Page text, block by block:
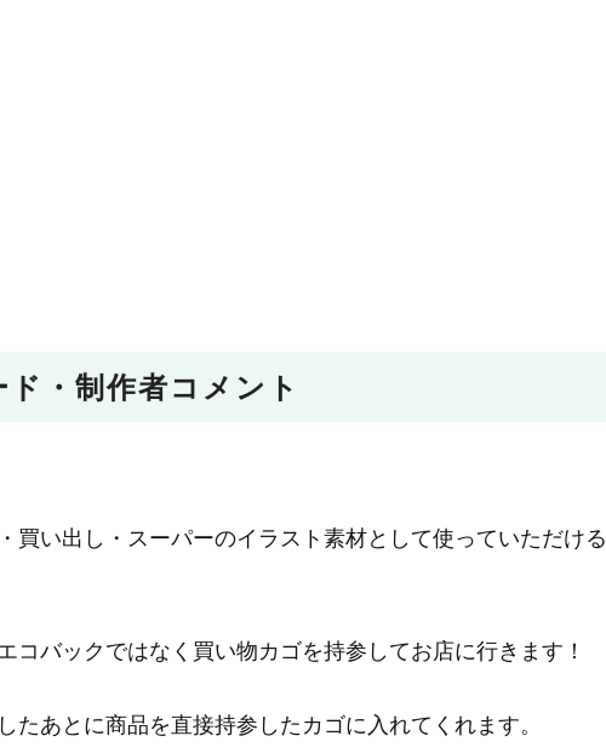
・制作者コメント
買い出し・スーパーのイラスト素材として使っていただける
コバックではなく買い物カゴを持参してお店に行きます！
たあとに商品を直接持参したカゴに入れてくれます。